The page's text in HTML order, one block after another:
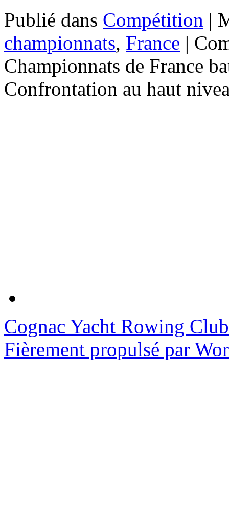
Publié dans Compétition |
championnats, France |
Championnats de France
Confrontation au haut
Cognac Yacht Rowing Club
Fièrement propulsé par